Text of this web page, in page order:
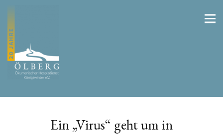
Ein „Virus“ geht um in